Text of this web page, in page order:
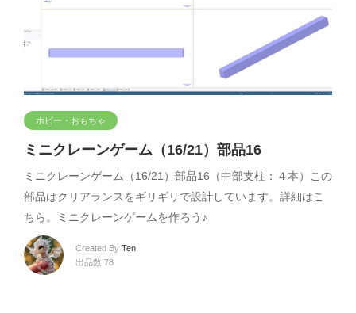
ホビー・おもちゃ
ミニクレーンゲーム（16/21）部品16
ミニクレーンゲーム（16/21）部品16（中部支柱：４本）この
部品はクリアランスをギリギリで設計しています。詳細はこ
ちら。ミニクレーンゲームを作ろう♪
Created By Ten
出品数 78